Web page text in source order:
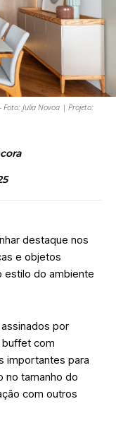
Julia Novoa | Projeto:
destaque nos
e objetos
estilo do ambiente
por
buffet com
importantes para
no tamanho do
com outros